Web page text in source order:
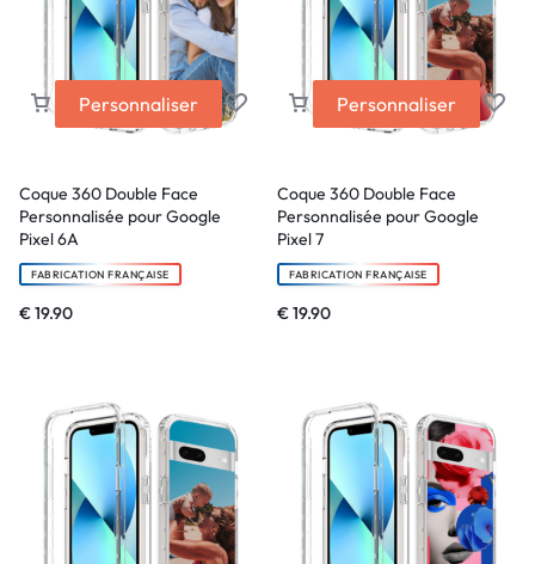
Personnaliser
Coque 360 Double Face
Personnalisée pour Google
Pixel 6A
FABRICATION FRANÇAISE
€19.90
Personnaliser
Coque 360 Double Face
Personnalisée pour Google
Pixel 7
FABRICATION FRANÇAISE
€19.90